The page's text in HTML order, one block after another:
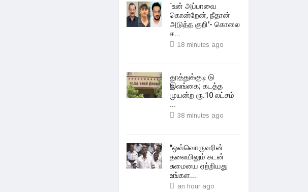
`உன் அப்பாவை
கொன்றேன், நீதான்
அடுத்த குறி'- கொலை
ச...
18 minutes ago
தூத்துக்குடி டு
இலங்கை; கடத்த
முயன்ற ரூ.10 லட்சம்
...
38 minutes ago
"ஒவ்வொருவரின்
தலையிலும் கடன்
சுமையை ஏற்றியது
உங்கள...
an hour ago